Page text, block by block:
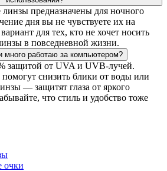
линзы предназначены для ночного
дня вы не чувствуете их на
для тех, кто не хочет носить
в повседневной жизни.
много работаю за компьютером?
защитой от UVA и UVB-лучей.
снизить блики от воды или
— защитят глаза от яркого
что стиль и удобство тоже
очки